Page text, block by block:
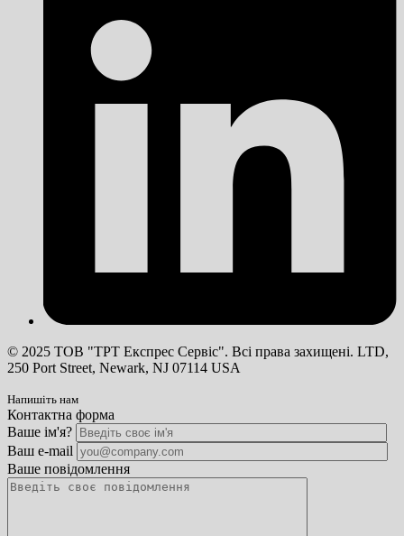
© 2025 ТОВ "ТРТ Експрес Сервіс". Всі права захищені. LTD,
250 Port Street, Newark, NJ 07114 USA
Напишіть нам
Контактна форма
Ваше ім'я?
Ваш e-mail
Ваше повідомлення